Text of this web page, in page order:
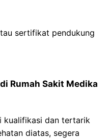
sertifikat pendukung
Rumah Sakit Medika
kualifikasi dan tertarik
diatas, segera